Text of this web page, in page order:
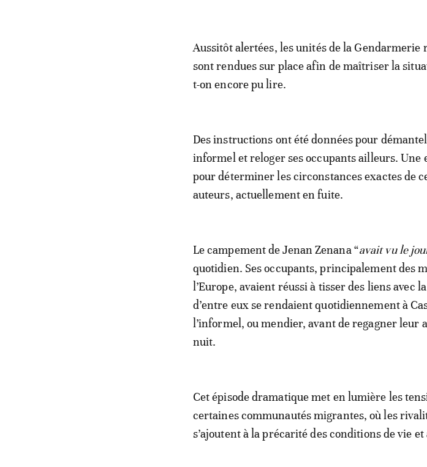
Aussitôt alertées, les unités de la Gendarmerie
sont rendues sur place afin de maîtriser la
t-on encore pu lire.
Des instructions ont été données pour
informel et reloger ses occupants ailleurs. Une
pour déterminer les circonstances exactes de
auteurs, actuellement en fuite.
Le campement de Jenan Zenana “avait vu le
quotidien. Ses occupants, principalement des
l’Europe, avaient réussi à tisser des liens avec
d’entre eux se rendaient quotidiennement à
l’informel, ou mendier, avant de regagner leur
nuit.
Cet épisode dramatique met en lumière les
certaines communautés migrantes, où les
s’ajoutent à la précarité des conditions de vie